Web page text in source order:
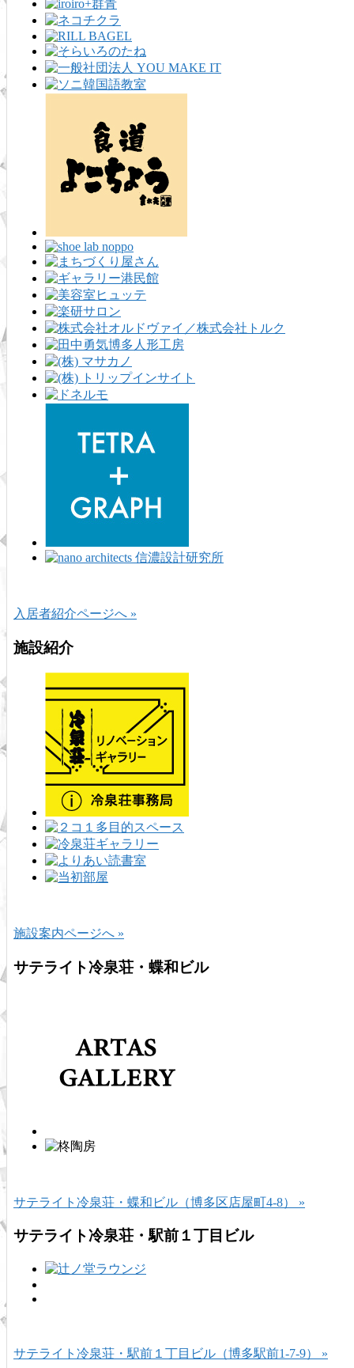
入居者紹介ページへ »
施設紹介
施設案内ページへ »
サテライト冷泉荘・蝶和ビル
サテライト冷泉荘・蝶和ビル（博多区店屋町4-8） »
サテライト冷泉荘・駅前１丁目ビル
サテライト冷泉荘・駅前１丁目ビル（博多駅前1-7-9） »